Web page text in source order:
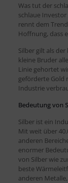
Was tut der
schlaue
rennt dem
Hoffnung, dass
Silber gilt als
kleine Bruder
Linie gehortet
geförderte Gold
Industrie
Bedeutung von
Silber ist ein
Mit weit über
anderen
enormer
von Silber wie
beste
anderen